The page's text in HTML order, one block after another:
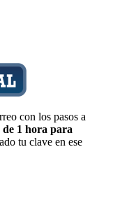
con los pasos a
1 hora para
tu clave en ese